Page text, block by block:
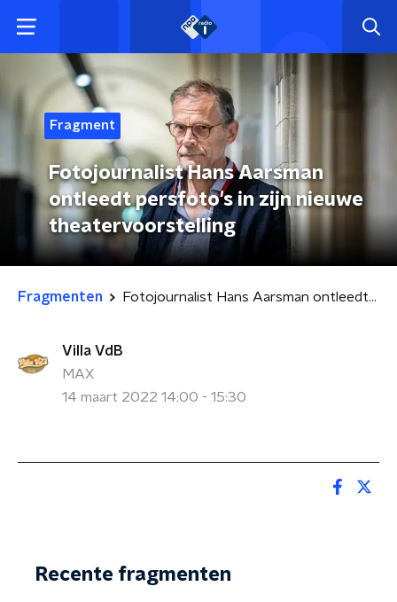
Fragment
Fotojournalist Hans Aarsman
ontleedt persfoto's in zijn nieuwe
theatervoorstelling
Fragmenten Fotojournalist Hans Aarsman ontleedt persfoto's in zijn nieuwe theatervoorstelling
Villa VdB
MAX
14 maart 2022 14:00 - 15:30
Recente fragmenten